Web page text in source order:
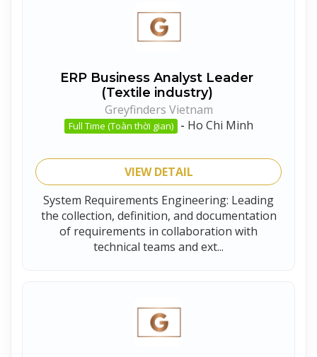
ERP Business Analyst Leader
(Textile industry)
Greyfinders Vietnam
Full Time (Toàn thời gian) - Ho Chi Minh
VIEW DETAIL
System Requirements Engineering: Leading
the collection, definition, and documentation
of requirements in collaboration with
technical teams and ext...